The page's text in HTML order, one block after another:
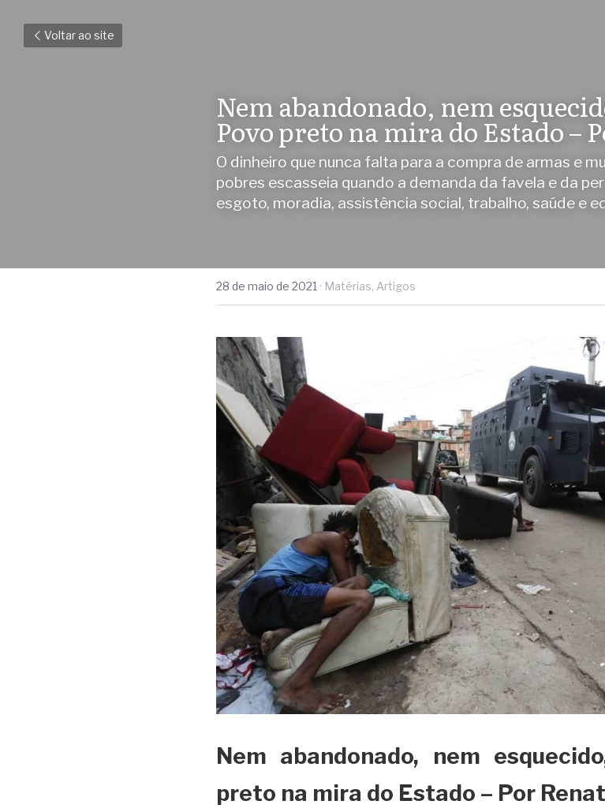
Voltar ao site
Nem abandonado, nem
Povo preto na mira do Estado –
O dinheiro que nunca falta para a compra de armas e
pobres escasseia quando a demanda da favela e da
esgoto, moradia, assistência social, trabalho, saúde e
28 de maio de 2021 · Matérias, Artigos
Nem abandonado, nem
preto na mira do Estado – Por